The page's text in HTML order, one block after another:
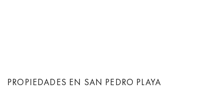
PROPIEDADES EN SAN PEDRO PLAYA